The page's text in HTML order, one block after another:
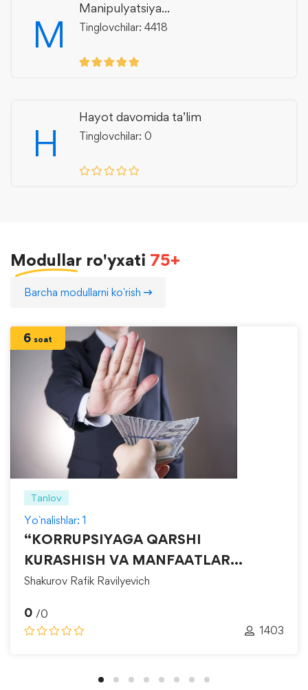
M
Manipulyatsiya...
Tinglovchilar: 4418
H
Hayot davomida ta’lim
Tinglovchilar: 0
Modullar ro'yxati 75+
Barcha modullarni ko`rish
6 soat
Tanlov
Yo`nalishlar: 1
“KORRUPSIYAGA QARSHI
KURASHISH VA MANFAATLAR
TO‘QNASHUVINI BOSHQARISH”
Shakurov Rafik Ravilyevich
0 /0
1403